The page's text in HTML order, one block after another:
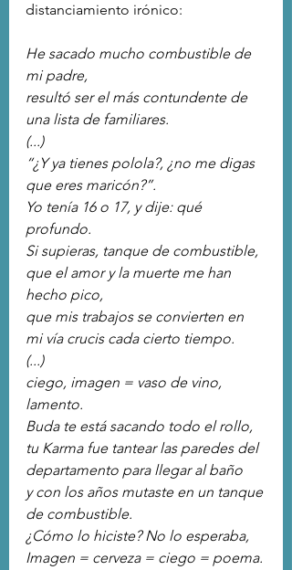
distanciamiento irónico:
He sacado mucho combustible de
mi padre,
resultó ser el más contundente de
una lista de familiares.
(...)
“¿Y ya tienes polola?, ¿no me digas
que eres maricón?”.
Yo tenía 16 o 17, y dije: qué
profundo.
Si supieras, tanque de combustible,
que el amor y la muerte me han
hecho pico,
que mis trabajos se convierten en
mi vía crucis cada cierto tiempo.
(...)
ciego, imagen = vaso de vino,
lamento.
Buda te está sacando todo el rollo,
tu Karma fue tantear las paredes del
departamento para llegar al baño
y con los años mutaste en un tanque
de combustible.
¿Cómo lo hiciste? No lo esperaba,
Imagen = cerveza = ciego = poema.